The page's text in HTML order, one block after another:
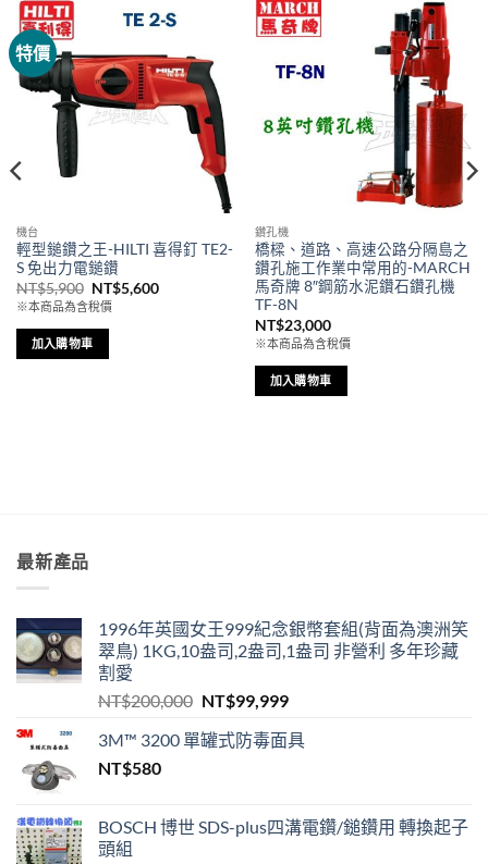
特價
機台
輕型鎚鑽之王-HILTI 喜得釘 TE2-
S 免出力電鎚鑽
NT$5,900 原
始
價
格：
NT$5,900。
NT$5,600目
※本商品為含稅價
加入購物車
鑽孔機
橋樑、道路、高速公路分隔島之
鑽孔施工作業中常用的-MARCH
馬奇牌 8″鋼筋水泥鑽石鑽孔機
TF-8N
NT$23,000
※本商品為含稅價
加入購物車
最新產品
1996年英國女王999紀念銀幣套組(背面為澳洲笑
翠鳥) 1KG,10盎司,2盎司,1盎司 非營利 多年珍藏
割愛
NT$200,000 原
價
NT$99,999目
價
3M™ 3200 單罐式防毒面具
NT$580
BOSCH 博世 SDS-plus四溝電鑽/鎚鑽用 轉換起子
頭組